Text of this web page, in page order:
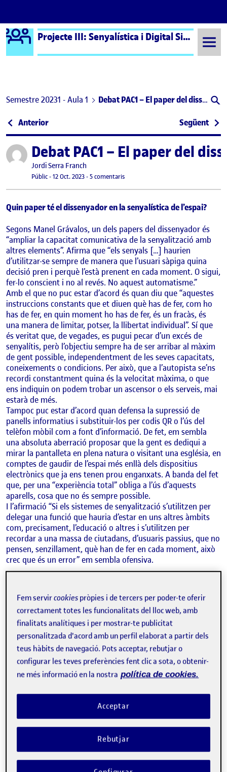
Saltar al contingut
Logo Ágora Projecte III: Senyalística i Digital Signage – Aula 1
Semestre 20231 - Aula 1 Debat PAC1 – El paper del disseny en la senyalística
Navegació d'entrades
Anterior: Benvinguts i benvingudes! Següent:
Publicat perDebat PAC1 – El paper del
Publicat per
Jordi Serra Franch
Visibilitat:
Públic-Data de publicació
12 Oct. 2023-5 comentarisa Debat PAC1 – El paper del disseny
Quin paper té el dissenyador en la senyalística de l’espai?
Segons Manel Grávalos, un dels papers del dissenyador és
“ampliar la capacitat comunicativa de la senyalització amb
altres elements”. Afirma que “els senyals […] haurien
d’utilitzar-se sempre de manera que l’usuari sàpiga quina
decisió pren i perquè l’està prenent en cada moment. O sigui,
fer-lo conscient i no al revés. No aquest automatisme.”
Amb el que no puc estar d’acord és quan diu que “aquestes
instruccions constants que et diuen què has de fer, com ho
has de fer, en quin moment ho has de fer, és un fracàs, és
una manera de limitar, potser, la llibertat individual”. Sí que
és veritat que, de vegades, es pugui pecar d’un excés de
senyalítis, però l’objectiu sempre ha de ser arribar al màxim
de gent possible, independentment de les seves capacitats,
coneixements o condicions. Per això, que a l’autopista se’ns
recordi constantment quina és la velocitat màxima, o que
ens indiquin on podem trobar un ascensor o els serveis, mai
estarà de més.
Tampoc puc estar d’acord quan defensa la supressió de
panells informatius i substituir-los per codis QR o l’ús del
telèfon mòbil com a font d’informació. De fet, em sembla
una absoluta aberració proposar que la gent es dediqui a
mirar la pantalleta en plena natura o visitant una església, en
comptes de gaudir de l’espai més enllà dels dispositius
electrònics que ja ens tenen prou enganxats. A banda del fet
que, per una “experiència total” obliga a l’ús d’aquests
aparells, cosa que no és sempre possible.
I l’afirmació “Si els sistemes de senyalització s’utilitzen per
delegar una funció que hauria d’estar en uns altres àmbits
com, precisament, l’educació o altres i s’utilitzen per
recordar a una massa de ciutadans, d’usuaris passius, que no
pensen, senzillament, què han de fer en cada moment, això
crec que és un error” em sembla ofensiva.
L’orientació és l’únic punt a tenir en compte quan dissenyem
un projecte de senyalística?
Manel Grávalos considera que el dissenyador ha de tenir un
paper més actiu i de decisió a l’hora de triar què i com s’ha
de senyalitzar. Explica que quan li encarreguen intervenir en
un espai es pregunta “a qui estic parlant, quin to haig de fer,
qui en traurà benefici, com puc beneficiar la societat amb la
manera les persones utilitzen l’espai públic o es mouen o el
perceben moltes vegades”. I fins i tot s’atreveix a dir que “El
dissenyador té l’obligació de fer veure a l’altra persona, al
seu interlocutor, al gestor de l’administració, que s’està
equivocant”.
I em semblen al·lucinants afirmacions com “el capitalisme
Fem servircookies pròpies i de tercers per poder-te oferir
correctament totes les funcionalitats del lloc web, amb
finalitats analítiques i per mostrar-te publicitat
personalitzada d'acord amb un perfil elaborat a partir dels
teus hàbits de navegació. Pots acceptar, rebutjar o
configurar les teves preferències fent clic a sota, o obtenir-
ne més informació en la nostra política de cookies.
Rebutjar
Acceptar